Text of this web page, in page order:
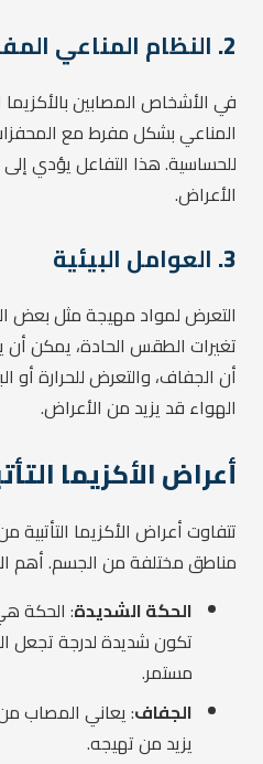
2. النظام المناعي
في الأشخاص المصابين بالأكزيما
المناعي بشكل مفرط مع المحفزات
للحساسية. هذا التفاعل يؤدي
الأعراض.
3. العوامل البيئية
التعرض لمواد مهيجة مثل بعض
تغيرات الطقس الحادة، يمكن
أن الجفاف، والتعرض للحرارة أو
الهواء قد يزيد من الأعراض.
أعراض الأكزيما
تتفاوت أعراض الأكزيما
مناطق مختلفة من الجسم. أهم
الحكة الشديدة: الحكة
تكون شديدة لدرجة تجعل
مستمر.
الجفاف: يعاني المصاب
يزيد من تهيجه.